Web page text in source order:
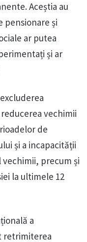
Aceștia au
pensionare și
ar putea
și ar
vechimii
de
și a incapacității
precum și
la ultimele 12
a
retrimiterea